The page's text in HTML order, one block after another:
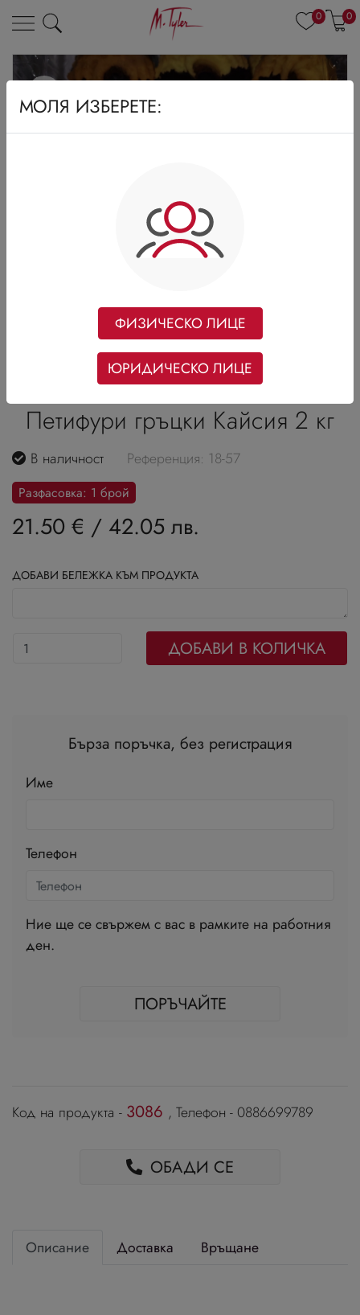
0 0
Петифури гръцки Кайсия 2 кг
В наличност Референция: 18-57
Разфасовка: 1 брой
21.50 € / 42.05 лв.
ДОБАВИ БЕЛЕЖКА КЪМ ПРОДУКТА
ДОБАВИ В КОЛИЧКА
Бърза поръчка, без регистрация
Име
Телефон
Ние ще се свържем с вас в рамките на работния
ден.
ПОРЪЧАЙТЕ
Код на продукта - 3086 , Телефон - 0886699789
ОБАДИ СЕ
Описание Доставка Връщане
МОЛЯ ИЗБЕРЕТЕ:
ФИЗИЧЕСКО ЛИЦЕ
ЮРИДИЧЕСКО ЛИЦЕ